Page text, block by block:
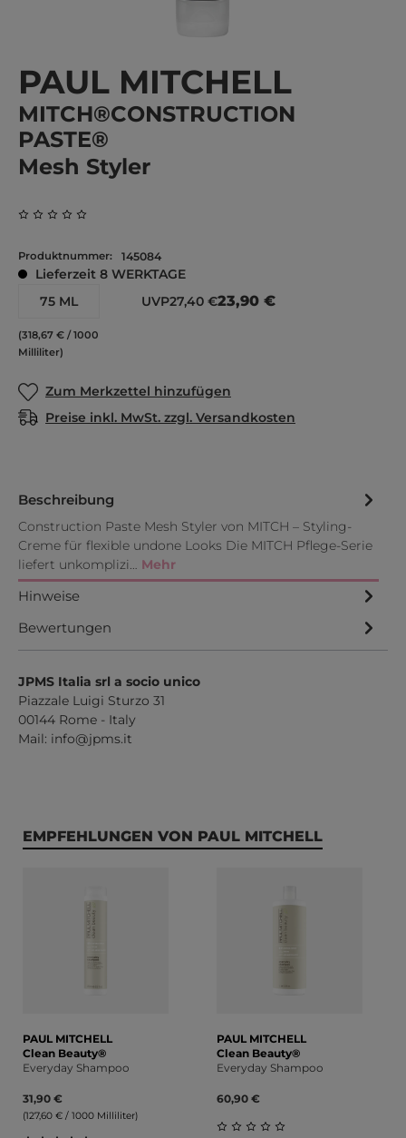
PAUL MITCHELL
MITCH®CONSTRUCTION
PASTE®
Mesh Styler
Produktnummer: 145084
Lieferzeit 8 WERKTAGE
75 ML
(318,67 € / 1000
Milliliter)
UVP27,40 €23,90 €
Zum Merkzettel hinzufügen
Preise inkl. MwSt. zzgl. Versandkosten
Beschreibung
Construction Paste Mesh Styler von MITCH – Styling-
Creme für flexible undone Looks Die MITCH Pflege-Serie
liefert unkomplizi… Mehr
Hinweise
Bewertungen
JPMS Italia srl a socio unico
Piazzale Luigi Sturzo 31
00144 Rome - Italy
Mail: info@jpms.it
Produktgalerie überspringen
EMPFEHLUNGEN VON PAUL MITCHELL
PAUL MITCHELL
Clean Beauty®
Everyday Shampoo
31,90 €
(127,60 € / 1000 Milliliter)
PAUL MITCHELL
Clean Beauty®
Everyday Shampoo
60,90 €